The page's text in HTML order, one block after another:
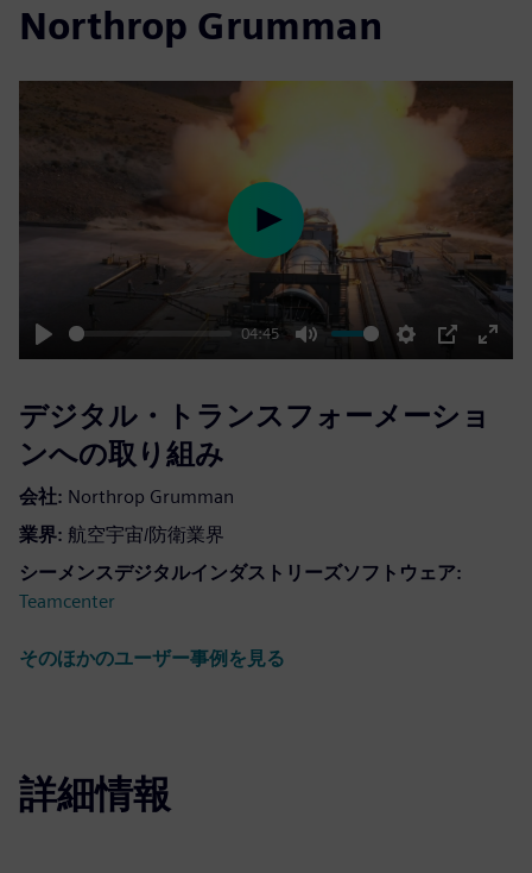
Northrop Grumman
Play
04:45
Mute Settings
PIP
Enter
Play
デジタル・トランスフォーメーショ
ンへの取り組み
会社: Northrop Grumman
業界: 航空宇宙/防衛業界
シーメンスデジタルインダストリーズソフトウェア:
Teamcenter
そのほかのユーザー事例を見る
詳細情報